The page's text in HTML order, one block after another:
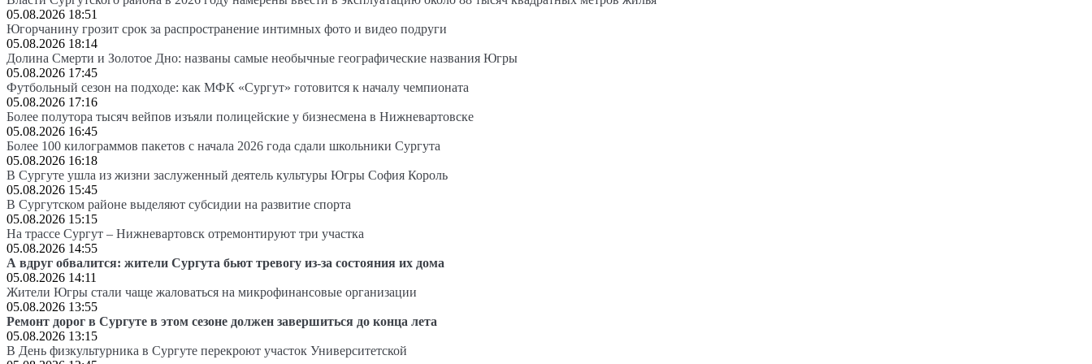
05.08.2026 18:51
Югорчанину грозит срок за распространение интимных фото и видео подруги
05.08.2026 18:14
Долина Смерти и Золотое Дно: названы самые необычные географические названия Югры
05.08.2026 17:45
Футбольный сезон на подходе: как МФК «Сургут» готовится к началу чемпионата
05.08.2026 17:16
Более полутора тысяч вейпов изъяли полицейские у бизнесмена в Нижневартовске
05.08.2026 16:45
Более 100 килограммов пакетов с начала 2026 года сдали школьники Сургута
05.08.2026 16:18
В Сургуте ушла из жизни заслуженный деятель культуры Югры София Король
05.08.2026 15:45
В Сургутском районе выделяют субсидии на развитие спорта
05.08.2026 15:15
На трассе Сургут – Нижневартовск отремонтируют три участка
05.08.2026 14:55
А вдруг обвалится: жители Сургута бьют тревогу из-за состояния их дома
05.08.2026 14:11
Жители Югры стали чаще жаловаться на микрофинансовые организации
05.08.2026 13:55
Ремонт дорог в Сургуте в этом сезоне должен завершиться до конца лета
05.08.2026 13:15
В День физкультурника в Сургуте перекроют участок Университетской